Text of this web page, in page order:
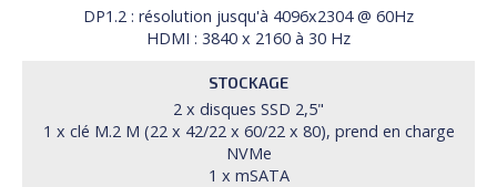
DP1.2 : résolution jusqu'à 4096x2304 @ 60Hz
HDMI : 3840 x 2160 à 30 Hz
STOCKAGE
2 x disques SSD 2,5"
1 x clé M.2 M (22 x 42/22 x 60/22 x 80), prend en charge
NVMe
1 x mSATA